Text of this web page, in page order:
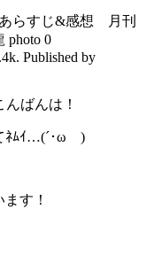
Published by
ばんは！
ﾈﾑｲ…(´･ωゞ)
す！